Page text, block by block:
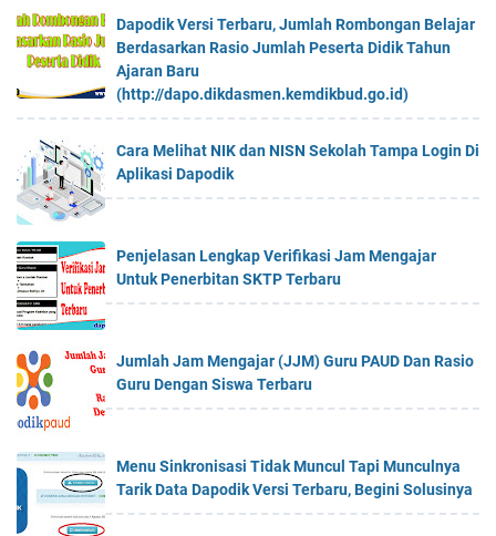
Dapodik Versi Terbaru, Jumlah Rombongan Belajar
Berdasarkan Rasio Jumlah Peserta Didik Tahun
Ajaran Baru
(http://dapo.dikdasmen.kemdikbud.go.id)
Cara Melihat NIK dan NISN Sekolah Tampa Login Di
Aplikasi Dapodik
Penjelasan Lengkap Verifikasi Jam Mengajar
Untuk Penerbitan SKTP Terbaru
Jumlah Jam Mengajar (JJM) Guru PAUD Dan Rasio
Guru Dengan Siswa Terbaru
Menu Sinkronisasi Tidak Muncul Tapi Munculnya
Tarik Data Dapodik Versi Terbaru, Begini Solusinya